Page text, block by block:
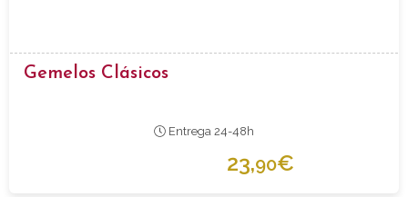
Gemelos Clásicos
Entrega 24-48h
23,90€